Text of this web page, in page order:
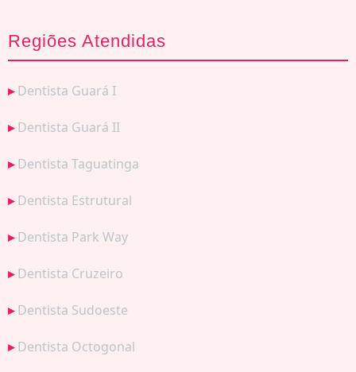
Regiões Atendidas
Dentista Guará I
Dentista Guará II
Dentista Taguatinga
Dentista Estrutural
Dentista Park Way
Dentista Cruzeiro
Dentista Sudoeste
Dentista Octogonal